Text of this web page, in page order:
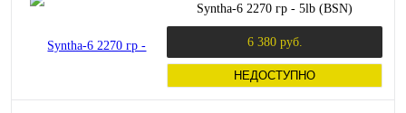
Syntha-6 2270 гр - 5lb (BSN)
6 380 руб.
НЕДОСТУПНО